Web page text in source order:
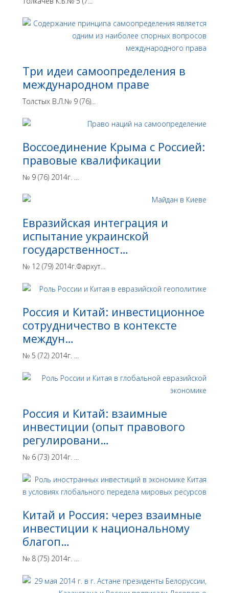
Три идеи самоопределения в
международном праве
Толстых В.Л.№ 9 (76)...
Воссоединение Крыма с Россией:
правовые квалификации
№ 9 (76) 2014г. ...
Евразийская интеграция и
испытание украинской
государственност…
№ 12 (79) 2014г.Фархут...
Россия и Китай: инвестиционное
сотрудничество в контексте
междун…
№ 5 (72) 2014г. ...
Россия и Китай: взаимные
инвестиции (опыт правового
регулировани…
№ 6 (73) 2014г. ...
Китай и Россия: через взаимные
инвестиции к национальному
благоп…
№ 8 (75) 2014г. ...